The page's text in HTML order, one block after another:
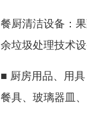
餐厨清洁设备：
余垃圾处理技术设
■ 厨房用品、用
餐具、玻璃器皿